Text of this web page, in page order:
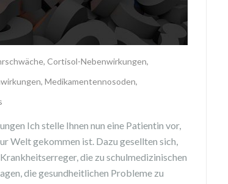
, Cortisol-Nebenwirkungen,
, Medikamentennosoden,
Ich stelle Ihnen nun eine Patientin vor,
Welt gekommen ist. Dazu gesellten sich,
die zu schulmedizinischen
die gesundheitlichen Probleme zu